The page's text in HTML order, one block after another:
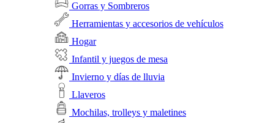
Gorras y Sombreros
Herramientas y accesorios de vehículos
Hogar
Infantil y juegos de mesa
Invierno y días de lluvia
Llaveros
Mochilas, trolleys y maletines